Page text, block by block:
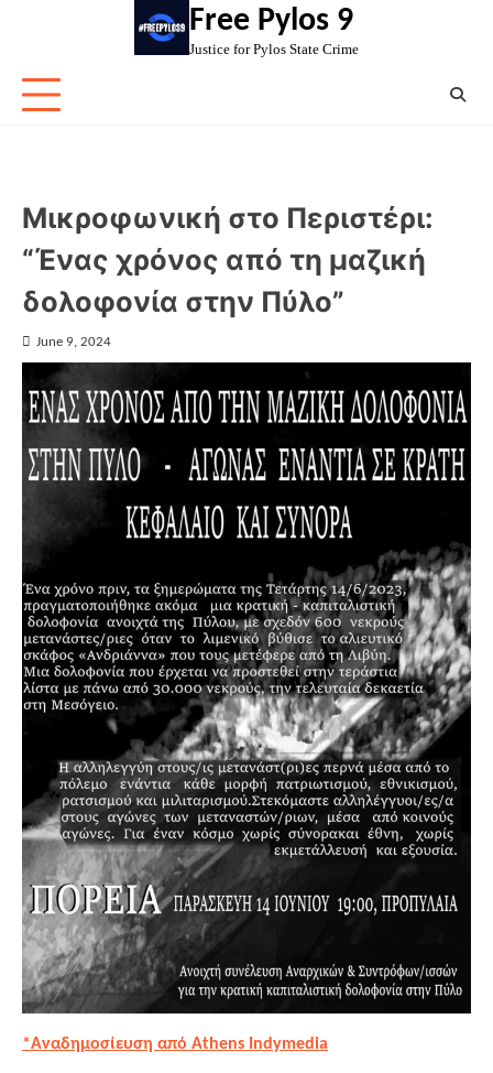
Free Pylos 9
Justice for Pylos State Crime
Μικροφωνική στο Περιστέρι:
“Ένας χρόνος από τη μαζική
δολοφονία στην Πύλο”
June 9, 2024
*Αναδημοσίευση από Athens Indymedia